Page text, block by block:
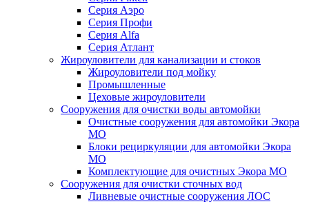
Серия Аэро
Серия Профи
Серия Alfa
Серия Атлант
Жироуловители для канализации и стоков
Жироуловители под мойку
Промышленные
Цеховые жироуловители
Сооружения для очистки воды автомойки
Очистные сооружения для автомойки Экора
МО
Блоки рециркуляции для автомойки Экора
МО
Комплектующие для очистных Экора МО
Сооружения для очистки сточных вод
Ливневые очистные сооружения ЛОС